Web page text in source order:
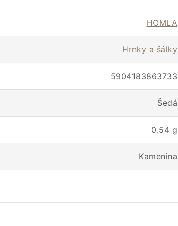
HOMLA
Hrnky a šálky
5904183863733
Šedá
0.54 g
Kamenina